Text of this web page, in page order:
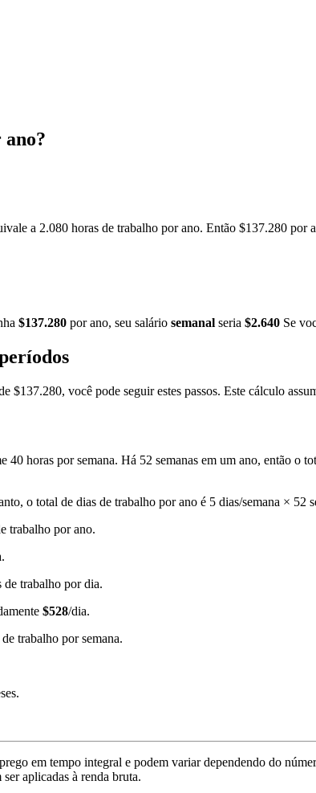
ano?
a 2.080 horas de trabalho por ano. Então $137.280
$137.280 por ano, seu salário semanal seria $2.640 Se
$137.280, você pode seguir estes passos. Este cálculo
40 horas por semana. Há 52 semanas em um ano, então o
o total de dias de trabalho por ano é 5 dias/semana × 52
trabalho por ano.
trabalho por dia.
$528/dia.
trabalho por semana.
em tempo integral e podem variar dependendo do
aplicadas à renda bruta.